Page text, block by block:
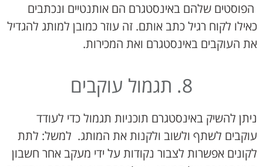
הפוסטים שלהם באינסטגרם הם אותנטיים ונכתבים
כאילו לקוח רגיל כתב אותם. זה עוזר כמובן למותג להגדיל
את העוקבים באינסטגרם ואת המכירות.
8. תגמול עוקבים
ניתן להשיק באינסטגרם תוכניות תגמול כדי לעודד
עוקבים לשתף ולשוב ולקנות את המותג. למשל: לתת
לקונים אפשרות לצבור נקודות על ידי מעקב אחר חשבון